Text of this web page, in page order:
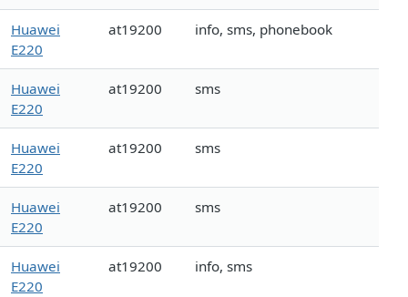
Huawei
E220
at19200 info, sms, phonebook
Huawei
E220
at19200 sms
Huawei
E220
at19200 sms
Huawei
E220
at19200 sms
Huawei
E220
at19200 info, sms